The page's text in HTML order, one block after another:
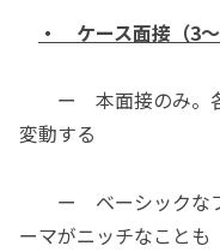
・ ケース面接（3～
ー 本面接のみ。各
変動する
ー ベーシックなフ
ーマがニッチなことも